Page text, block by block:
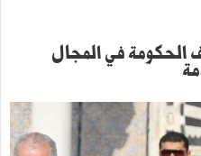
في المجال